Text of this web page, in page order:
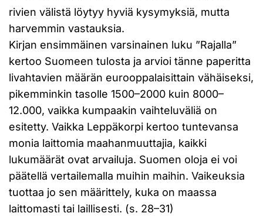
rivien välistä löytyy hyviä kysymyksiä, mutta
harvemmin vastauksia.
Kirjan ensimmäinen varsinainen luku ”Rajalla”
kertoo Suomeen tulosta ja arvioi tänne paperitta
livahtavien määrän eurooppalaisittain vähäiseksi,
pikemminkin tasolle 1500–2000 kuin 8000–
12.000, vaikka kumpaakin vaihteluväliä on
esitetty. Vaikka Leppäkorpi kertoo tuntevansa
monia laittomia maahanmuuttajia, kaikki
lukumäärät ovat arvailuja. Suomen oloja ei voi
päätellä vertailemalla muihin maihin. Vaikeuksia
tuottaa jo sen määrittely, kuka on maassa
laittomasti tai laillisesti. (s. 28–31)